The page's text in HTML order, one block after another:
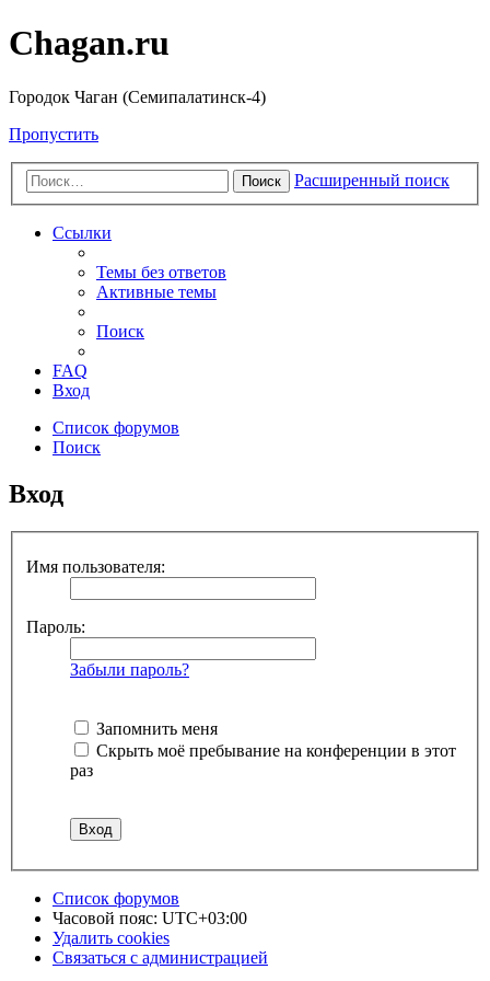
Chagan.ru
Городок Чаган (Семипалатинск-4)
Пропустить
Поиск Расширенный поиск
Ссылки
Темы без ответов
Активные темы
Поиск
FAQ
Вход
Список форумов
Поиск
Вход
Имя пользователя:
Пароль:
Забыли пароль?
Запомнить меня
Скрыть моё пребывание на конференции в этот
раз
Список форумов
Часовой пояс: UTC+03:00
Удалить cookies
Связаться с администрацией